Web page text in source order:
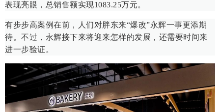
表现亮眼，总销售额实现1083.25万元。
有步步高案例在前，人们对胖东来“爆改”永辉一事更添期
待。不过，永辉接下来将迎来怎样的发展，还需要时间来
进一步验证。